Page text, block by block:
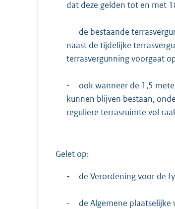
dat deze gelden tot en met
-
de bestaande
naast de tijdelijke
terrasvergunning voorgaat
-
ook wanneer de 1,5
kunnen blijven bestaan,
reguliere terrasruimte vol
Gelet op:
- de Verordening voor de
- de Algemene